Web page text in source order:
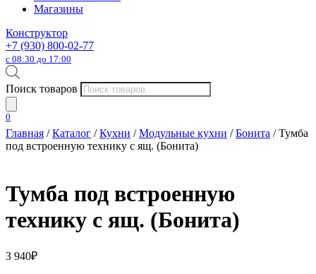
Магазины
Конструктор
+7 (930) 800-02-77
с 08:30 до 17:00
Поиск товаров
0
Главная /Каталог /Кухни /Модульные кухни /Бонита / Тумба
под встроенную технику с ящ. (Бонита)
Тумба под встроенную
технику с ящ. (Бонита)
3 940₽